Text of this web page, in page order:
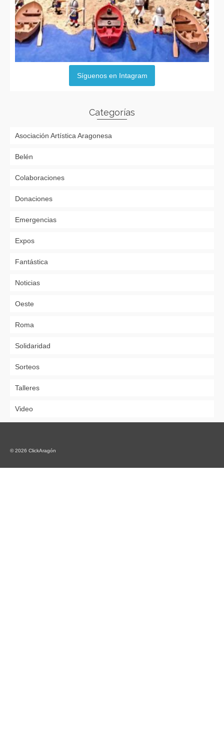
Síguenos en Intagram
Categorías
Asociación Artística Aragonesa
Belén
Colaboraciones
Donaciones
Emergencias
Expos
Fantástica
Noticias
Oeste
Roma
Solidaridad
Sorteos
Talleres
Video
© 2026 ClickAragón